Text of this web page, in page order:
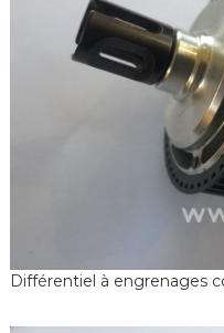
Différentiel à engrenages